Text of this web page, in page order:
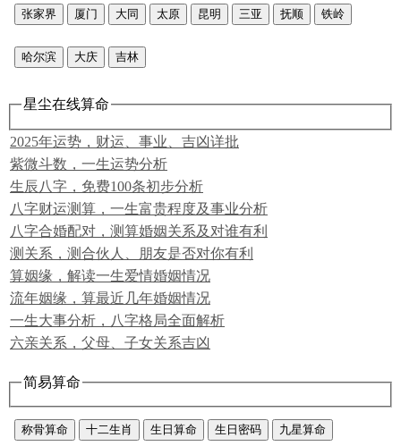
张家界 厦门 大同 太原 昆明 三亚 抚顺 铁岭
哈尔滨 大庆 吉林
星尘在线算命
2025年运势，财运、事业、吉凶详批
紫微斗数，一生运势分析
生辰八字，免费100条初步分析
八字财运测算，一生富贵程度及事业分析
八字合婚配对，测算婚姻关系及对谁有利
测关系，测合伙人、朋友是否对你有利
算姻缘，解读一生爱情婚姻情况
流年姻缘，算最近几年婚姻情况
一生大事分析，八字格局全面解析
六亲关系，父母、子女关系吉凶
简易算命
称骨算命 十二生肖 生日算命 生日密码 九星算命